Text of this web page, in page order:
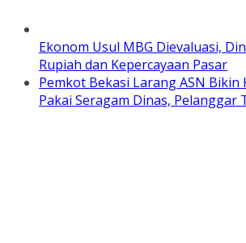
Ekonom Usul MBG Dievaluasi,
Rupiah dan Kepercayaan Pasar
Pemkot Bekasi Larang ASN Bikin
Pakai Seragam Dinas, Pelanggar